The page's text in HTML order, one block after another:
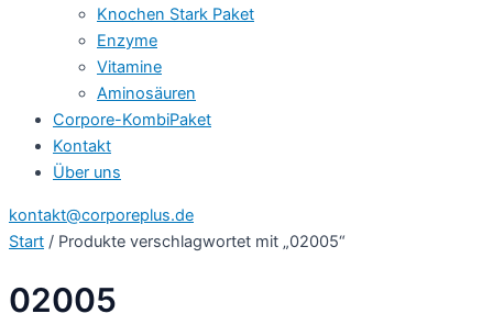
Knochen Stark Paket
Enzyme
Vitamine
Aminosäuren
Corpore-KombiPaket
Kontakt
Über uns
kontakt@corporeplus.de
Start / Produkte verschlagwortet mit „02005“
02005